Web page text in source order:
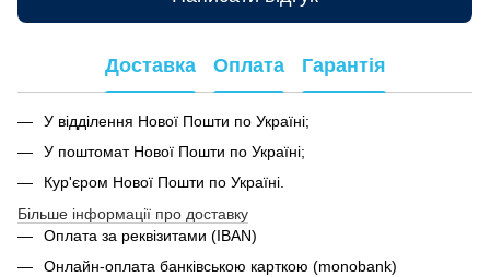
Доставка Оплата Гарантія
У відділення Нової Пошти по Україні;
У поштомат Нової Пошти по Україні;
Кур'єром Нової Пошти по Україні.
Більше інформації про доставку
Оплата за реквізитами (IBAN)
Онлайн-оплата банківською карткою (monobank)